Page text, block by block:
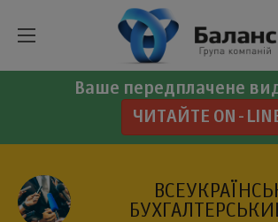
Ваше передплачене
ЧИТАЙТЕ ON-